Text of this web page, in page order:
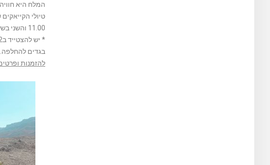
המלח היא
11.00 והשני בשעות 15.00-18.00. בסיום הייתה מקלחת.
בגדים להחלפה. מחיר
להזמנות